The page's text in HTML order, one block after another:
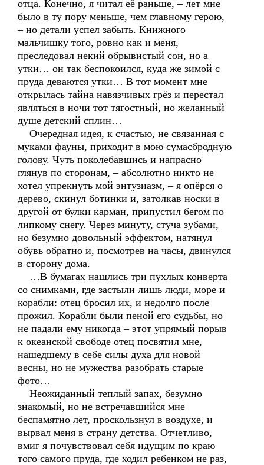
отца. Конечно, я читал её раньше, – лет мне
было в ту пору меньше, чем главному герою,
– но детали успел забыть. Книжного
мальчишку того, ровно как и меня,
преследовал некий обрывистый сон, но а
утки… он так беспокоился, куда же зимой с
пруда деваются утки… В тот момент мне
открылась тайна навязчивых грёз и перестал
являться в ночи тот тягостный, но желанный
душе детский сплин…
Очередная идея, к счастью, не связанная с
муками фауны, приходит в мою сумасбродную
голову. Чуть поколебавшись и напрасно
глянув по сторонам, – абсолютно никто не
хотел упрекнуть мой энтузиазм, – я опёрся о
дерево, скинул ботинки и, затолкав носки в
другой от булки карман, припустил бегом по
липкому снегу. Через минуту, стуча зубами,
но безумно довольный эффектом, натянул
обувь обратно и, посмотрев на часы, двинулся
в сторону дома.
…В бумагах нашлись три пухлых конверта
со снимками, где застыли лишь люди, море и
корабли: отец бросил их, и недолго после
прожил. Корабли были пеной его судьбы, но
не падали ему никогда – этот упрямый порыв
к океанской свободе отец посвятил мне,
нашедшему в себе силы духа для новой
весны, но не мужества разобрать старые
фото…
Неожиданный теплый запах, безумно
знакомый, но не встречавшийся мне
беспамятно лет, проскользнул в воздухе, и
вырвал меня в страну детства. Отчетливо,
вмиг я почувствовал себя идущим по краю
того самого пруда, где ходил ребенком не раз,